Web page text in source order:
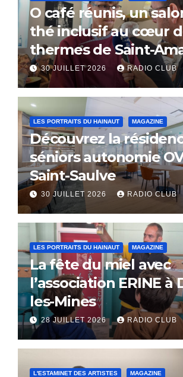
O café réunis, un
thé inclusif au cœur
thermes de Saint-
Eaux
30 JUILLET 2026 RADIO CLUB
LES PORTRAITS DU HAINAUT MAGAZINE
Découvrez la
séniors autonomie
Saint-Saulve
30 JUILLET 2026 RADIO CLUB
LES PORTRAITS DU HAINAUT MAGAZINE
La fête du miel avec
l’association ERINE à
les-Mines
28 JUILLET 2026 RADIO CLUB
L'ESTAMINET DES ARTISTES MAGAZINE